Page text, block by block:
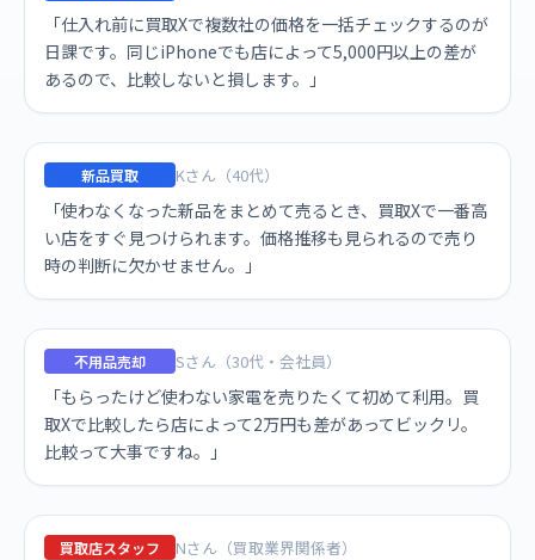
「仕入れ前に買取Xで複数社の価格を一括チェックするのが
日課です。同じiPhoneでも店によって5,000円以上の差が
あるので、比較しないと損します。」
新品買取 Kさん（40代）
「使わなくなった新品をまとめて売るとき、買取Xで一番高
い店をすぐ見つけられます。価格推移も見られるので売り
時の判断に欠かせません。」
不用品売却 Sさん（30代・会社員）
「もらったけど使わない家電を売りたくて初めて利用。買
取Xで比較したら店によって2万円も差があってビックリ。
比較って大事ですね。」
買取店スタッフ Nさん（買取業界関係者）